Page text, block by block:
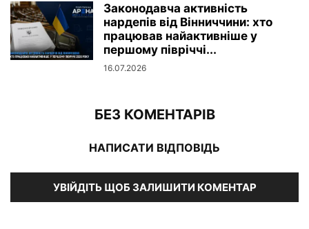
Законодавча активність
нардепів від Вінниччини: хто
працював найактивніше у
першому півріччі...
16.07.2026
БЕЗ КОМЕНТАРІВ
НАПИСАТИ ВІДПОВІДЬ
УВІЙДІТЬ ЩОБ ЗАЛИШИТИ КОМЕНТАР